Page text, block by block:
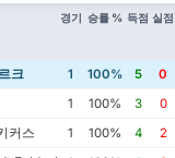
경기 승률 % 득점 실점
크 1 100% 5 0
1 100% 3 0
커스 1 100% 4 2